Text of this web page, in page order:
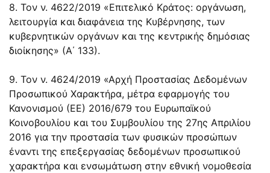
8. Τον ν. 4622/2019 «Επιτελικό Κράτος: οργάνωση,
λειτουργία και διαφάνεια της Κυβέρνησης, των
κυβερνητικών οργάνων και της κεντρικής δημόσιας
διοίκησης» (Α΄ 133).
9. Τον ν. 4624/2019 «Αρχή Προστασίας Δεδομένων
Προσωπικού Χαρακτήρα, μέτρα εφαρμογής του
Κανονισμού (ΕΕ) 2016/679 του Ευρωπαϊκού
Κοινοβουλίου και του Συμβουλίου της 27ης Απριλίου
2016 για την προστασία των φυσικών προσώπων
έναντι της επεξεργασίας δεδομένων προσωπικού
χαρακτήρα και ενσωμάτωση στην εθνική νομοθεσία